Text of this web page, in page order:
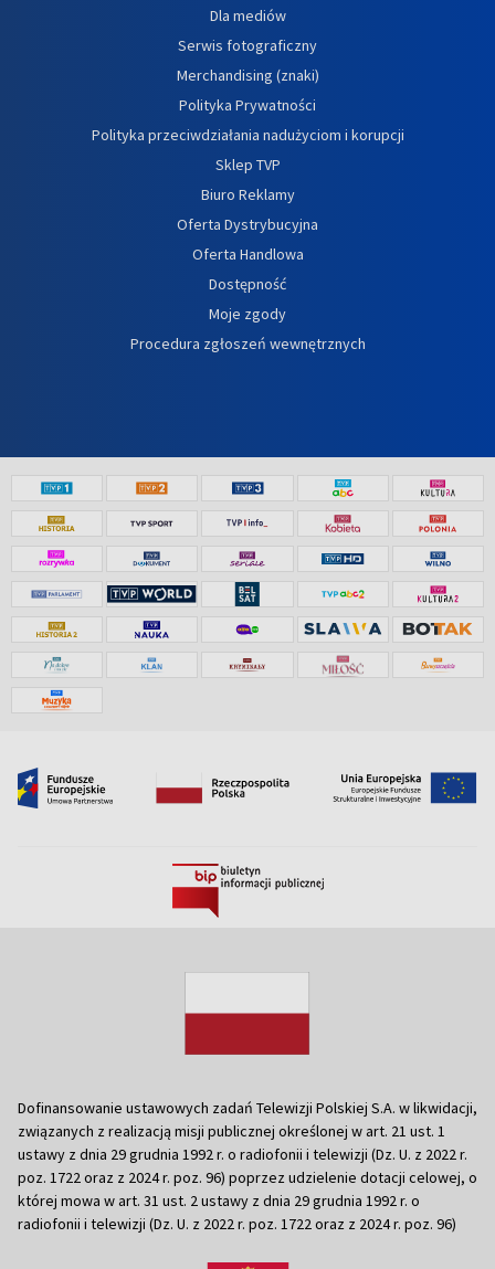
Dla mediów
Serwis fotograficzny
Merchandising (znaki)
Polityka Prywatności
Polityka przeciwdziałania nadużyciom i korupcji
Sklep TVP
Biuro Reklamy
Oferta Dystrybucyjna
Oferta Handlowa
Dostępność
Moje zgody
Procedura zgłoszeń wewnętrznych
Dofinansowanie ustawowych zadań Telewizji Polskiej S.A. w likwidacji,
związanych z realizacją misji publicznej określonej w art. 21 ust. 1
ustawy z dnia 29 grudnia 1992 r. o radiofonii i telewizji (Dz. U. z 2022 r.
poz. 1722 oraz z 2024 r. poz. 96) poprzez udzielenie dotacji celowej, o
której mowa w art. 31 ust. 2 ustawy z dnia 29 grudnia 1992 r. o
radiofonii i telewizji (Dz. U. z 2022 r. poz. 1722 oraz z 2024 r. poz. 96)